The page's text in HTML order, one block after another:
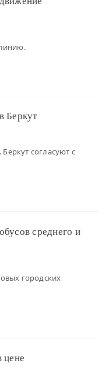
Беркут
согласуют с
среднего и
городских
цене